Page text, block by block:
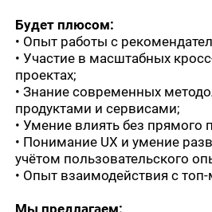
Будет плюсом:
• Опыт работы с
• Участие в масштабных
проектах;
• Знание современных
продуктами и сервисами;
• Умение влиять без прямого
• Понимание UX и умение
учётом пользовательского
• Опыт взаимодействия с
Мы предлагаем: